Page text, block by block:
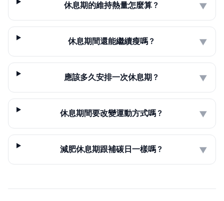
休息期的維持熱量怎麼算？ ▼
休息期間還能繼續瘦嗎？ ▼
應該多久安排一次休息期？ ▼
休息期間要改變運動方式嗎？ ▼
減肥休息期跟補碳日一樣嗎？ ▼